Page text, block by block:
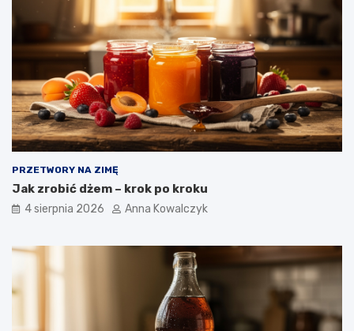
PRZETWORY NA ZIMĘ
Jak zrobić dżem – krok po kroku
4 sierpnia 2026 Anna Kowalczyk